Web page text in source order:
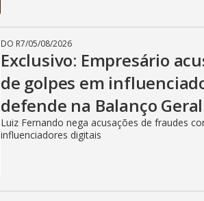
DO R7/05/08/2026
Exclusivo: Empresário
de golpes em
defende na Balanço Geral
Luiz Fernando nega acusações de fraudes
influenciadores digitais